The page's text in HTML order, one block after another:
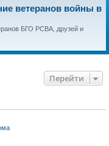
ветеранов войны в
БГО РСВА, друзей и
Перейти